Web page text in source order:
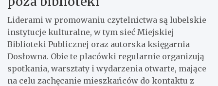
Liderami w promowaniu czytelnictwa są lubelskie
instytucje kulturalne, w tym sieć Miejskiej
Biblioteki Publicznej oraz autorska księgarnia
Dosłowna. Obie te placówki regularnie organizują
spotkania, warsztaty i wydarzenia otwarte, mające
na celu zachęcanie mieszkańców do kontaktu z